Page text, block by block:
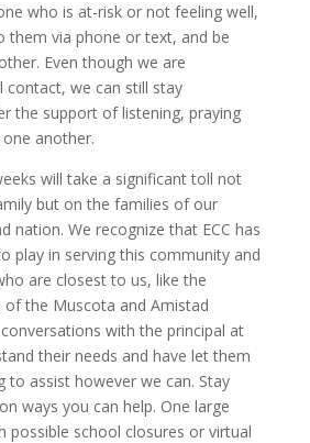
who is at-risk or not feeling well,
them via phone or text, and be
Even though we are
contact, we can still stay
the support of listening, praying
another.
will take a significant toll not
but on the families of our
nation. We recognize that ECC has
play in serving this community and
are closest to us, like the
the Muscota and Amistad
with the principal at
their needs and have let them
to assist however we can. Stay
ways you can help. One large
possible school closures or virtual